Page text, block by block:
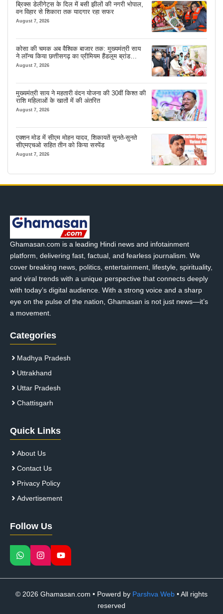
ब्रिक्स डेलीगेट्स के दिल में बसी झीलों की नगरी भोपाल,
वन विहार से शिकारा तक यादगार रहा सफर
August 7, 2026
कोसा की चमक अब वैश्विक बाजार तक: मुख्यमंत्री साय
ने लॉन्च किया छत्तीसगढ़ का प्रीमियम हैंडलूम ब्रांड
‘कोशल फैब’
August 7, 2026
मुख्यमंत्री साय ने महतारी वंदन योजना की 30वीं किश्त की
राशि महिलाओं के खातों में की अंतरित
August 7, 2026
एक्शन मोड में सीएम मोहन यादव, शिकायतें सुनते-सुनते
सीएमएचओ सहित तीन को किया सस्पेंड
August 7, 2026
Ghamasan.com is a leading Hindi news and infotainment
platform, delivering fast, factual, and fearless journalism. We
cover breaking news, politics, entertainment, lifestyle, spirituality,
and viral trends with a unique perspective that connects deeply
with today’s digital audience. With a strong voice and a sharp
eye on the pulse of the nation, Ghamasan is not just news—it’s
a movement.
Categories
Madhya Pradesh
Uttrakhand
Uttar Pradesh
Chattisgarh
Quick Links
About Us
Contact Us
Privacy Policy
Advertisement
Follow Us
© 2026 Ghamasan.com • Powerd by Parshva Web • All rights
reserved